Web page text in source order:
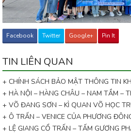
Facebook Twitter Google+ Pin It
TIN LIÊN QUAN
+ CHÍNH SÁCH BẢO MẬT THÔNG TIN
+ HÀ NỘI – HÀNG CHÂU – NAM TẦM –
+ VÕ ĐANG SƠN – KÌ QUAN VÕ HỌC
+ Ô TRẤN – VENICE CỦA PHƯƠNG
+ LỆ GIANG CỔ TRẤN – TẤM GƯƠNG